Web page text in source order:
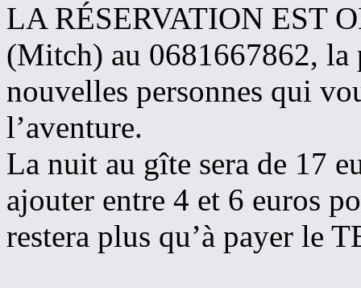
LA RÉSERVATION EST
(Mitch) au 0681667862, la
nouvelles personnes qui
l’aventure.
La nuit au gîte sera de 17
ajouter entre 4 et 6 euros
restera plus qu’à payer le